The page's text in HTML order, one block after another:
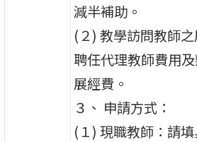
減半補助。
(２) 教學訪問教師
聘任代理教師費用
展經費。
３、 申請方式：
(１) 現職教師：請